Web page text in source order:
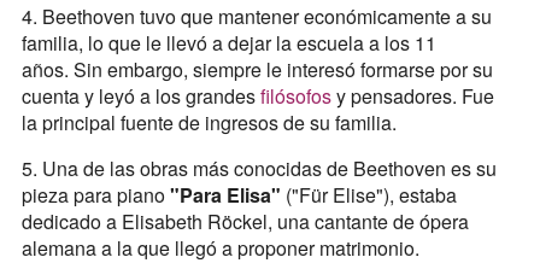
4. Beethoven tuvo que mantener económicamente a su
familia, lo que le llevó a dejar la escuela a los 11
años. Sin embargo, siempre le interesó formarse por su
cuenta y leyó a los grandesfilósofosy pensadores. Fue
la principal fuente de ingresos de su familia.
5. Una de las obras más conocidas de Beethoven es su
pieza para piano"Para Elisa" ("Für Elise"), estaba
dedicado a Elisabeth Röckel, una cantante de ópera
alemana a la que llegó a proponer matrimonio.